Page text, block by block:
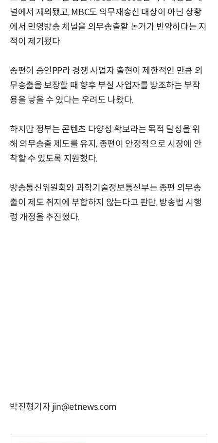
널에서 제외됐고, MBC도 의무재송신 대상이 아닌 상황
에서 민영방송 채널을 의무송출할 논거가 빈약하다는 지
적이 제기됐다
종편이 승인PP라 경쟁 사업자 출현이 제한적인 만큼 의
무송출을 보장할 때 향후 부실 사업자를 방조하는 부작
용을 낳을 수 있다는 우려도 나왔다.
하지만 정부는 콘텐츠 다양성 확보라는 목적 달성을 위
해 의무송출 제도를 유지, 종편이 안정적으로 시장에 안
착할 수 있도록 지원했다.
방송통신위원회와 과학기술정보통신부는 종편 의무송
출이 제도 취지에 부합하지 않는다고 판단, 방송법 시행
령 개정을 추진했다.
박진형기자 jin@etnews.com